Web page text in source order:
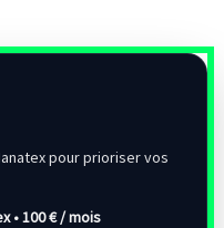
pour prioriser vos
•100 € / mois